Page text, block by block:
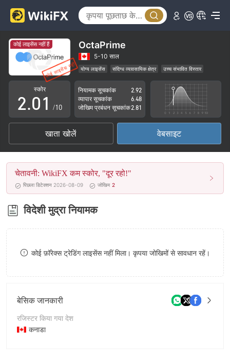
कोई लाइसेंस नहीं हैं OctaPrime
5-10 साल
योग्य लाइसेंस संदिग्ध व्यावसायिक क्षेत्र उच्च संभावित विस्तार
स्कोर
0
1
2
3
4
5
6
7
8
9
.0
1
2
3
4
5
6
7
0
1
2
3
4
5
6
7
8
/10
नियामक सूचकांक
2.92
व्यापार सूचकांक
6.48
जोखिम प्रबंधन सूचकांक2.81
खाता खोलें वेबसाइट
चेतावनी: WikiFX कम स्कोर, "दूर रहो!"
पिछला डिटेक्शन 2026-08-09 जोखिम 2
विदेशी मुद्रा नियामक
कोई फ़ॉरेक्स ट्रेडिंग लाइसेंस नहीं मिला। कृपया जोखिमों से सावधान रहें।
बेसिक जानकारी
रजिस्टर किया गया देश
कनाडा